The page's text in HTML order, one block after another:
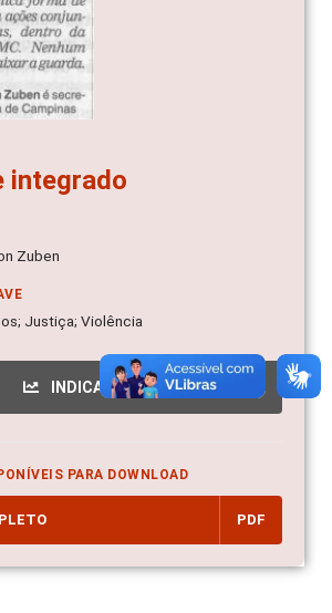
integrado
Zuben
Justiça; Violência
INDICADORES
PARA DOWNLOAD
PDF